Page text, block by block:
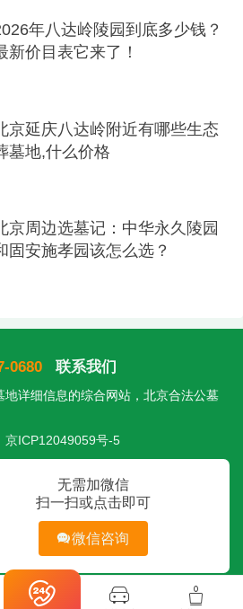
年八达岭陵园到底多少钱？
新价目表它来了！
京延庆八达岭附近有哪些生态
墓地,什么价格
京周边选墓记：中华永久陵园
固安施孝园该怎么选？
0680 联系我们
地详细信息的综合网站，北京合法公墓
京ICP12049059号-5
无需加微信
扫一扫或点击即可
微信咨询